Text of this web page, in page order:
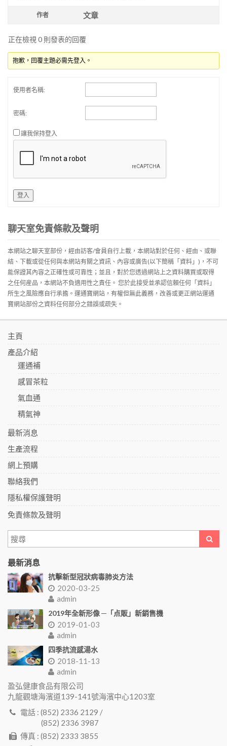
作者 文章
正在檢視 0 則發表的回覆
抱歉，回覆主題必需先登入。
使用者名稱:
密碼:
讓我保持登入
登入
聊天室免責條款及聲明
本網站之聊天室部份，經由訪客/會員自行上載，本網站對於任何、經由、或聯
結、下載或從任何與本網站有關之資訊、內容或廣告(以下簡稱「資料」)，不可
能保證其內容之正確性或可靠性；並且，對於您透過網站上之資料購買或取得
之任何産品，本網站不負適用性之責任。 您於此接受並承認信賴任何「資料」
所生之風險應自行承擔。運通寶網站，有權但無此義務，改善或更正網站運通
寶網站部份之資料任何部分之錯誤或疏失。
主頁
產品介紹
運通補
感冒茶粒
氣血通
精氣神
最新消息
生產流程
網上預購
聯絡我們
隱私權保護聲明
免責條款及聲明
最新消息
抗擊新型冠狀病毒肺炎方法
2020-03-25
admin
2019年全新形像 ─「点販」新銷售機
2019-01-03
admin
四季抗流感湯水
2018-11-13
admin
盈弘健康食品有限公司
九龍觀塘海濱道139-141號海濱中心1203室
電話 : (852) 2336 2129 /
(852) 2336 3987
傳真 : (852) 2333 3855